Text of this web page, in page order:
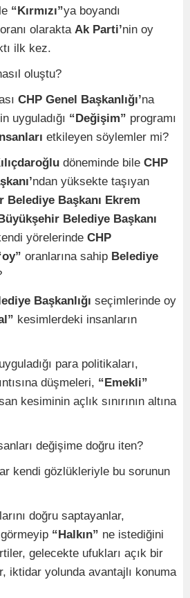
“Kırmızı”ya boyandı
olarakta Ak Parti’nin oy
ilk kez.
oluştu?
CHP Genel Başkanlığı’na
in uyguladığı “Değişim” programı
etkileyen söylemler mi?
döneminde bile CHP
ndan yüksekte taşıyan
Başkanı Ekrem
Belediye Başkanı
yörelerinde CHP
oranlarına sahip Belediye
Başkanlığı seçimlerinde oy
kesimlerdeki insanların
para politikaları,
düşmeleri, “Emekli”
kesiminin açlık sınırının altına
değişime doğru iten?
kendi gözlükleriyle bu sorunun
doğru saptayanlar,
“Halkın” ne istediğini
gelecekte ufukları açık bir
iktidar yolunda avantajlı konuma